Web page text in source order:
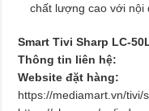
chất lượng cao với nội
Smart Tivi Sharp LC-
Thông tin liên hệ:
Website đặt hàng:
https://mediamart.vn/tivi/